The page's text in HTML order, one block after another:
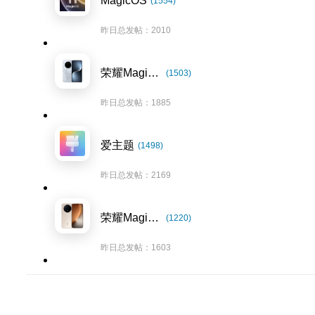
昨日总发帖：2010
荣耀Magic7系列 (1503)
昨日总发帖：1885
爱主题 (1498)
昨日总发帖：2169
荣耀Magic8系列 (1220)
昨日总发帖：1603